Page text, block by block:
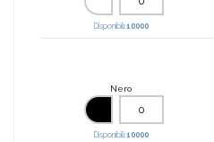
Disponibili:10000
Nero
Disponibili:10000